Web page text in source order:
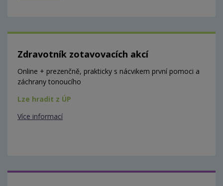
Zdravotník zotavovacích akcí
Online + prezenčně, prakticky s nácvikem první pomoci a
záchrany tonoucího
Lze hradit z ÚP
Více informací